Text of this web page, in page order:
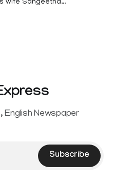
wife Sangeetha
turn after Sangeetha
turn after Sangeetha
English Newspaper
Subscribe